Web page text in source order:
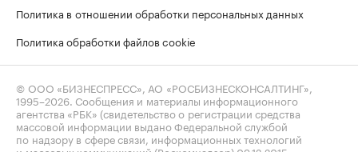
Политика в отношении обработки персональных данных
Политика обработки файлов cookie
© ООО «БИЗНЕСПРЕСС», АО «РОСБИЗНЕСКОНСАЛТИНГ»,
1995–2026 . Сообщения и материалы информационного
агентства «РБК» (свидетельство о регистрации средства
массовой информации выдано Федеральной службой
по надзору в сфере связи, информационных технологий